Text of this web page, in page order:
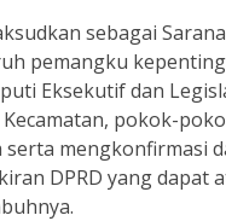
sebagai
pemangku
Eksekutif dan
pokok-
mengkonfirmasi
DPRD yang dapat